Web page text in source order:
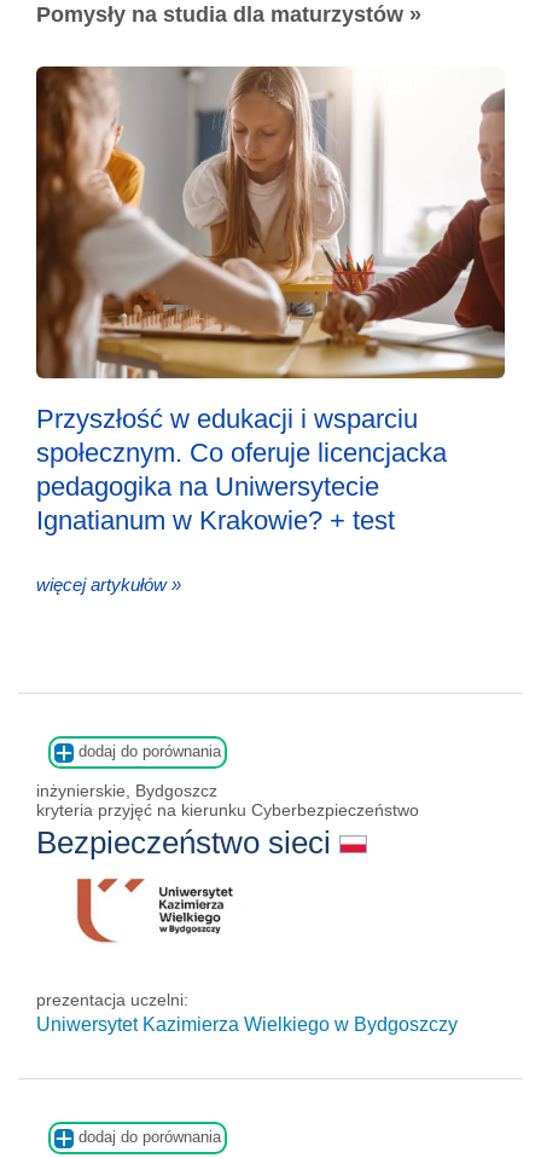
Pomysły na studia dla maturzystów »
Przyszłość w edukacji i wsparciu
społecznym. Co oferuje licencjacka
pedagogika na Uniwersytecie
Ignatianum w Krakowie? + test
więcej artykułów »
dodaj do porównania
inżynierskie, Bydgoszcz
kryteria przyjęć na kierunku Cyberbezpieczeństwo
Bezpieczeństwo sieci
prezentacja uczelni:
Uniwersytet Kazimierza Wielkiego w Bydgoszczy
dodaj do porównania